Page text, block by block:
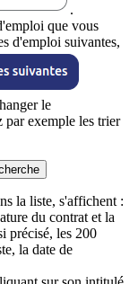
.
que vous
d'emploi suivantes,
le
par exemple les trier
la liste, s'affichent :
du contrat et la
précisé, les 200
la date de